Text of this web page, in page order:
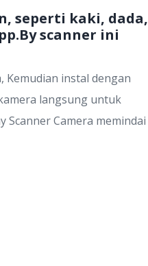
seperti kaki, dada,
scanner ini
Kemudian instal dengan
langsung untuk
Camera memindai